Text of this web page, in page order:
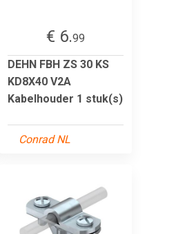
€ 6.99
DEHN FBH ZS 30 KS
KD8X40 V2A
Kabelhouder 1 stuk(s)
Conrad NL